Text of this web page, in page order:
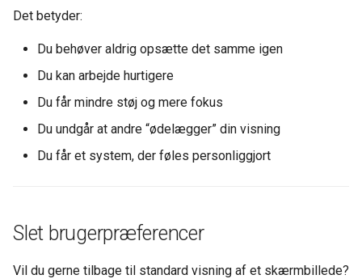
Det betyder:
Du behøver aldrig opsætte det samme igen
Du kan arbejde hurtigere
Du får mindre støj og mere fokus
Du undgår at andre “ødelægger” din visning
Du får et system, der føles personliggjort
Slet brugerpræferencer
Vil du gerne tilbage til standard visning af et skærmbillede?